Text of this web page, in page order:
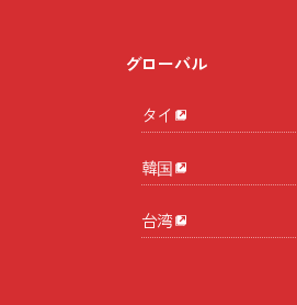
グローバル
タイ
韓国
台湾